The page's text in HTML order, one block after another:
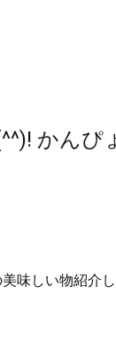
かんぴ
味しい物紹介し